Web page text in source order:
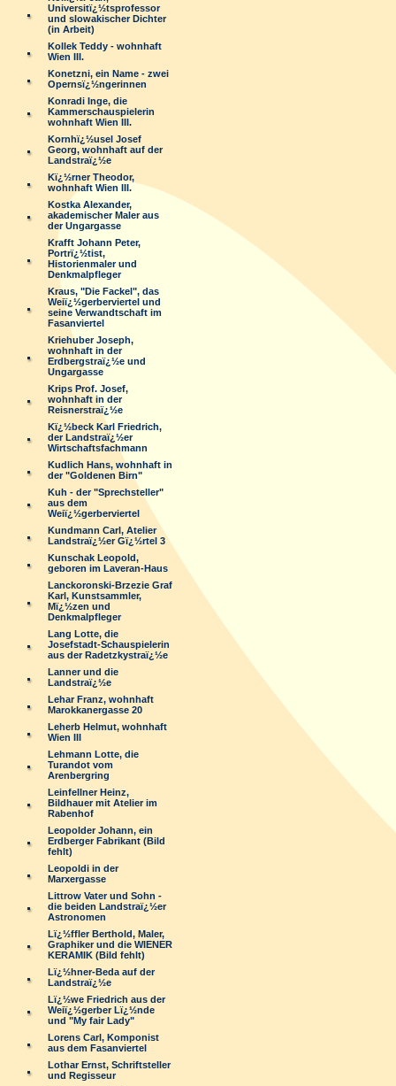
Universitï¿½tsprofessor
und slowakischer Dichter
(in Arbeit)
Kollek Teddy - wohnhaft
Wien III.
Konetzni, ein Name - zwei
Opernsï¿½ngerinnen
Konradi Inge, die
Kammerschauspielerin
wohnhaft Wien III.
Kornhï¿½usel Josef
Georg, wohnhaft auf der
Landstraï¿½e
Kï¿½rner Theodor,
wohnhaft Wien III.
Kostka Alexander,
akademischer Maler aus
der Ungargasse
Krafft Johann Peter,
Portrï¿½tist,
Historienmaler und
Denkmalpfleger
Kraus, "Die Fackel", das
Weiï¿½gerberviertel und
seine Verwandtschaft im
Fasanviertel
Kriehuber Joseph,
wohnhaft in der
Erdbergstraï¿½e und
Ungargasse
Krips Prof. Josef,
wohnhaft in der
Reisnerstraï¿½e
Kï¿½beck Karl Friedrich,
der Landstraï¿½er
Wirtschaftsfachmann
Kudlich Hans, wohnhaft in
der "Goldenen Birn"
Kuh - der "Sprechsteller"
aus dem
Weiï¿½gerberviertel
Kundmann Carl, Atelier
Landstraï¿½er Gï¿½rtel 3
Kunschak Leopold,
geboren im Laveran-Haus
Lanckoronski-Brzezie Graf
Karl, Kunstsammler,
Mï¿½zen und
Denkmalpfleger
Lang Lotte, die
Josefstadt-Schauspielerin
aus der Radetzkystraï¿½e
Lanner und die
Landstraï¿½e
Lehar Franz, wohnhaft
Marokkanergasse 20
Leherb Helmut, wohnhaft
Wien III
Lehmann Lotte, die
Turandot vom
Arenbergring
Leinfellner Heinz,
Bildhauer mit Atelier im
Rabenhof
Leopolder Johann, ein
Erdberger Fabrikant (Bild
fehlt)
Leopoldi in der
Marxergasse
Littrow Vater und Sohn -
die beiden Landstraï¿½er
Astronomen
Lï¿½ffler Berthold, Maler,
Graphiker und die WIENER
KERAMIK (Bild fehlt)
Lï¿½hner-Beda auf der
Landstraï¿½e
Lï¿½we Friedrich aus der
Weiï¿½gerber Lï¿½nde
und "My fair Lady"
Lorens Carl, Komponist
aus dem Fasanviertel
Lothar Ernst, Schriftsteller
und Regisseur